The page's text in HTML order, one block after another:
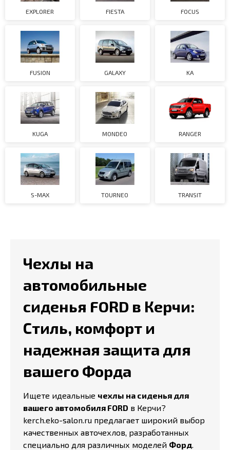
EXPLORER FIESTA FOCUS
FUSION GALAXY KA
KUGA MONDEO RANGER
S-MAX TOURNEO TRANSIT
Чехлы на
автомобильные
сиденья FORD в Керчи:
Стиль, комфорт и
надежная защита для
вашего Форда
Ищете идеальные чехлы на сиденья для
вашего автомобиля FORD в Керчи?
kerch.eko-salon.ru предлагает широкий выбор
качественных авточехлов, разработанных
специально для различных моделей Форд.